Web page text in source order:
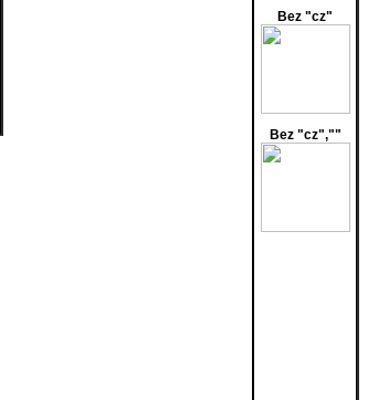
Bez "cz"
Bez "cz",""